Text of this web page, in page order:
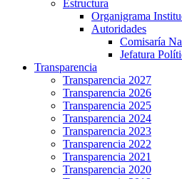
Estructura
Organigrama
Autoridades
Comisaría
Jefatura
Transparencia
Transparencia 2027
Transparencia 2026
Transparencia 2025
Transparencia 2024
Transparencia 2023
Transparencia 2022
Transparencia 2021
Transparencia 2020